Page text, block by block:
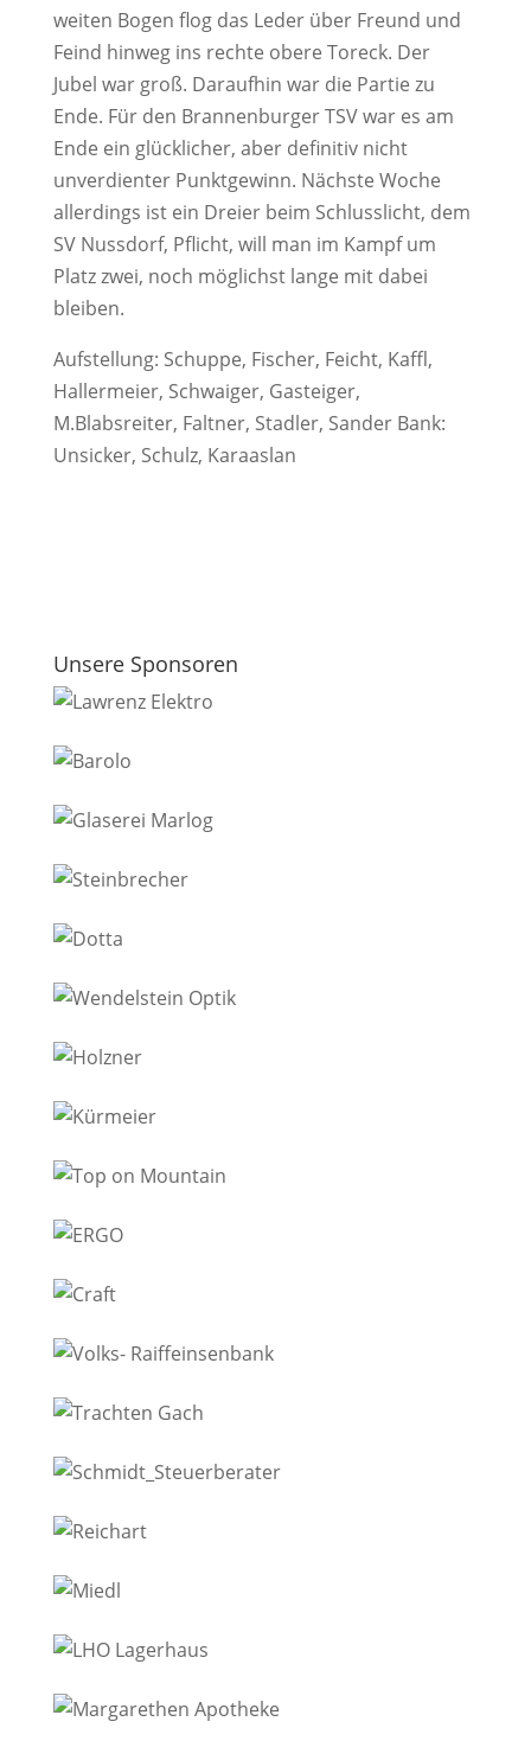
weiten Bogen flog das Leder über Freund und
Feind hinweg ins rechte obere Toreck. Der
Jubel war groß. Daraufhin war die Partie zu
Ende. Für den Brannenburger TSV war es am
Ende ein glücklicher, aber definitiv nicht
unverdienter Punktgewinn. Nächste Woche
allerdings ist ein Dreier beim Schlusslicht, dem
SV Nussdorf, Pflicht, will man im Kampf um
Platz zwei, noch möglichst lange mit dabei
bleiben.
Aufstellung: Schuppe, Fischer, Feicht, Kaffl,
Hallermeier, Schwaiger, Gasteiger,
M.Blabsreiter, Faltner, Stadler, Sander Bank:
Unsicker, Schulz, Karaaslan
Unsere Sponsoren